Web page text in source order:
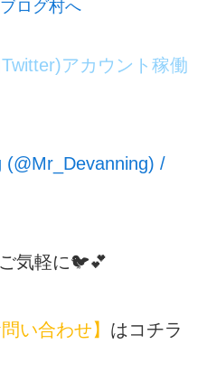
アカウント稼働
(@Mr_Devanning) /
気軽に🐦💕
い合わせ】 はコチラ